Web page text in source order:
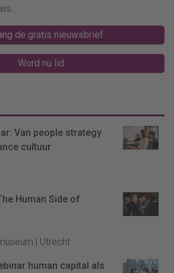
de gratis nieuwsbrief
Word nu lid
Van people strategy
cultuur
Human Side of
| Utrecht
human capital als